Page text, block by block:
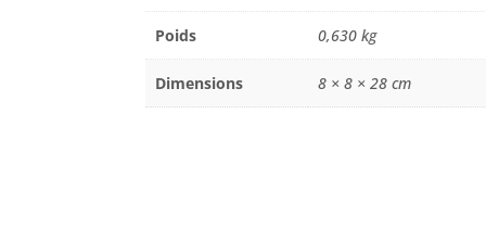
Poids 0,630 kg
Dimensions 8 × 8 × 28 cm